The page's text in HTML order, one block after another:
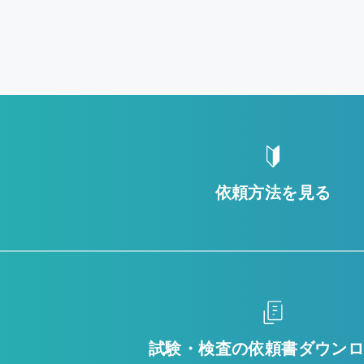
依頼方法を見る
試験・検査の依頼書ダウン